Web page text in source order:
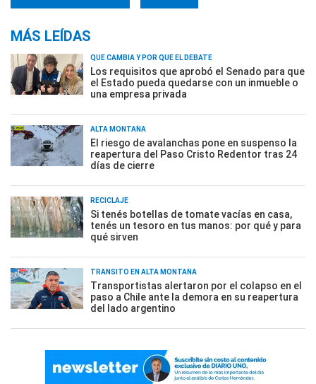
MÁS LEÍDAS
QUÉ CAMBIA Y POR QUÉ EL DEBATE
Los requisitos que aprobó el Senado para que
el Estado pueda quedarse con un inmueble o
una empresa privada
ALTA MONTAÑA
El riesgo de avalanchas pone en suspenso la
reapertura del Paso Cristo Redentor tras 24
días de cierre
RECICLAJE
Si tenés botellas de tomate vacías en casa,
tenés un tesoro en tus manos: por qué y para
qué sirven
TRÁNSITO EN ALTA MONTAÑA
Transportistas alertaron por el colapso en el
paso a Chile ante la demora en su reapertura
del lado argentino